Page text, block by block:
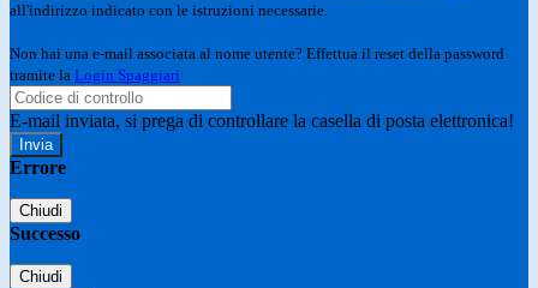
all'indirizzo indicato con le istruzioni necessarie.
Non hai una e-mail associata al nome utente? Effettua il reset della password
tramite la Login Spaggiari
E-mail inviata, si prega di controllare la casella di posta elettronica!
Errore
Chiudi
Successo
Chiudi